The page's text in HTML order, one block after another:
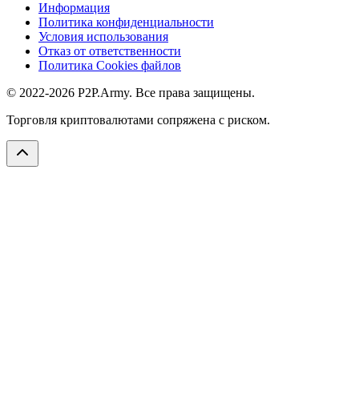
Информация
Политика конфиденциальности
Условия использования
Отказ от ответственности
Политика Cookies файлов
© 2022-2026 P2P.Army. Все права защищены.
Торговля криптовалютами сопряжена с риском.